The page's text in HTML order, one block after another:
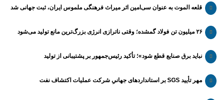
قلعه الموت به عنوان سی‌امین اثر میراث‌ فرهنگی ملموس ایران، ثبت جهانی شد
۲۶ میلیون تن فولاد گمشده؛ وقتی ناترازی انرژی بزرگ‌ترین مانع تولید می‌شود
نباید برق صنایع قطع شود»؛ تأکید رئیس‌جمهور بر پشتیبانی از تولید
مهر تأیید SGS بر استانداردهای جهانیِ شرکت عملیات اکتشاف نفت